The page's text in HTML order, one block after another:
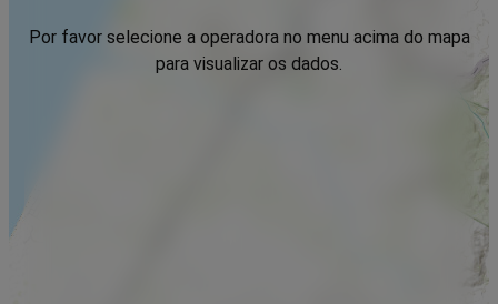
Por favor selecione a operadora no menu acima do mapa
para visualizar os dados.